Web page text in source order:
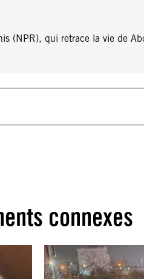
(NPR), qui retrace la vie de
connexes